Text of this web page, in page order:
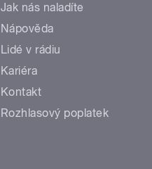
Jak nás naladíte
Nápověda
Lidé v rádiu
Kariéra
Kontakt
Rozhlasový poplatek